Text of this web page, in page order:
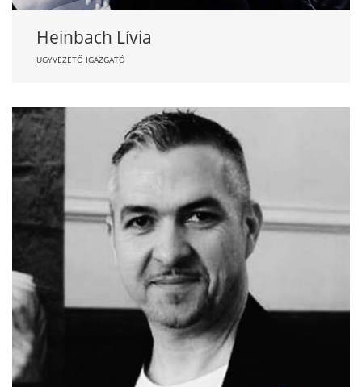
Heinbach Lívia
ÜGYVEZETŐ IGAZGATÓ